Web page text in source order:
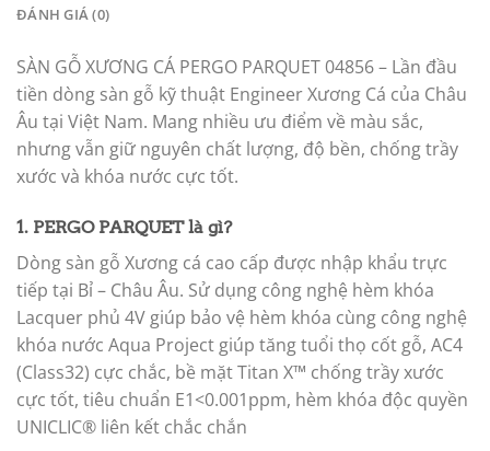
ĐÁNH GIÁ (0)
SÀN GỖ XƯƠNG CÁ PERGO PARQUET 04856 – Lần đầu
tiền dòng sàn gỗ kỹ thuật Engineer Xương Cá của Châu
Âu tại Việt Nam. Mang nhiều ưu điểm về màu sắc,
nhưng vẫn giữ nguyên chất lượng, độ bền, chống trầy
xước và khóa nước cực tốt.
1. PERGO PARQUETlà gì?
Dòng sàn gỗ Xương cá cao cấp được nhập khẩu trực
tiếp tại Bỉ – Châu Âu. Sử dụng công nghệ hèm khóa
Lacquer phủ 4V giúp bảo vệ hèm khóa cùng công nghệ
khóa nước Aqua Project giúp tăng tuổi thọ cốt gỗ, AC4
(Class32) cực chắc, bề mặt Titan X™ chống trầy xước
cực tốt, tiêu chuẩn E1<0.001ppm, hèm khóa độc quyền
UNICLIC® liên kết chắc chắn